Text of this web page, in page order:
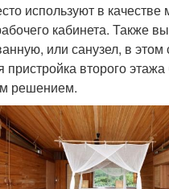
используют в качестве
кабинета. Также
или санузел, в этом
второго этажа
решением.